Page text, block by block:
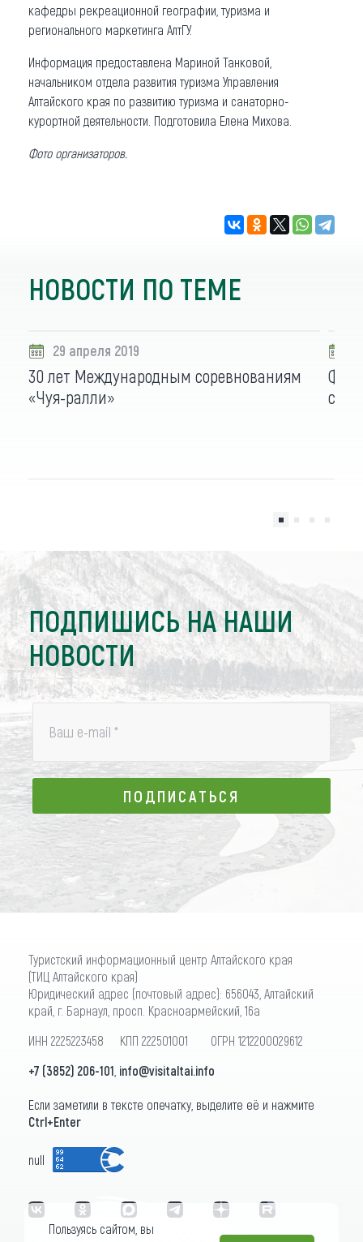
кафедры рекреационной географии, туризма и
регионального маркетинга АлтГУ.
Информация предоставлена Мариной Танковой,
начальником отдела развития туризма Управления
Алтайского края по развитию туризма и санаторно-
курортной деятельности. Подготовила Елена Михова.
Фото организаторов.
НОВОСТИ ПО ТЕМЕ
29 апреля 2019
30 лет Международным соревнованиям
«Чуя-ралли»
ПОДПИШИСЬ НА НАШИ
НОВОСТИ
Ваш e-mail *
ПОДПИСАТЬСЯ
ПОДПИСАТЬСЯ
Туристский информационный центр Алтайского края
(ТИЦ Алтайского края)
Юридический адрес (почтовый адрес): 656043, Алтайский
край, г. Барнаул, просп. Красноармейский, 16а
ИНН 2225223458 КПП 222501001 ОГРН 1212200029612
+7 (3852) 206-101 info@visitaltai.info
Если заметили в тексте опечатку, выделите её и нажмите
Ctrl+Enter
null
Пользуясь сайтом, вы